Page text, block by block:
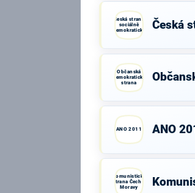
Česká strana
sociálně
demokratická
Česká
Občanská
demokratická
strana
ANO 2011 ANO
Komunistická
strana Čech a
Moravy